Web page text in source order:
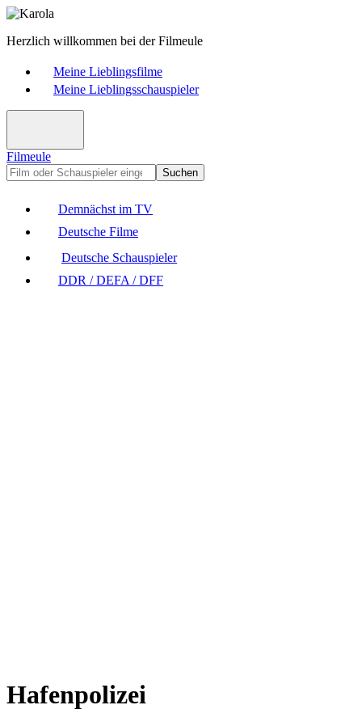
Herzlich willkommen bei der Filmeule
Meine Lieblingsfilme
Meine Lieblingsschauspieler
Filmeule
Suchen
Demnächst im TV
Deutsche Filme
Deutsche Schauspieler
DDR / DEFA / DFF
Hafenpolizei